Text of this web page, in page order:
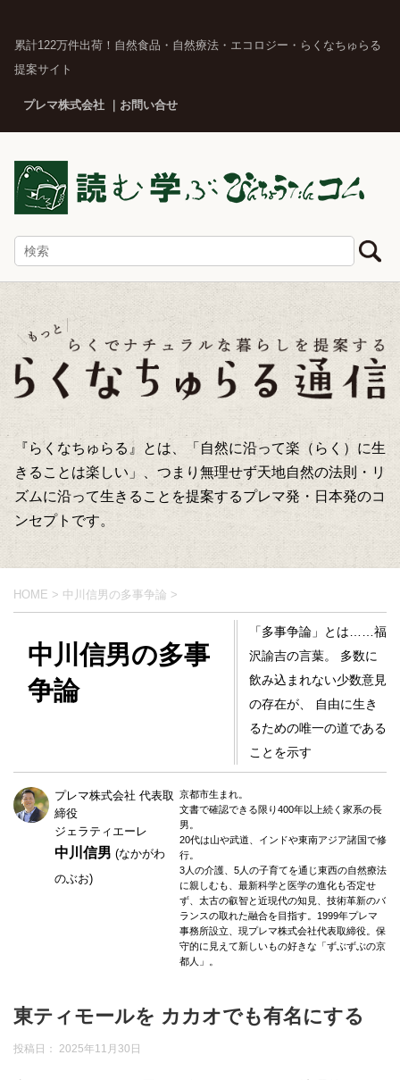
累計122万件出荷！自然食品・自然療法・エコロジー・らくなちゅらる
提案サイト
プレマ株式会社 お問い合せ
『らくなちゅらる』とは、「自然に沿って楽（らく）に生
きることは楽しい」、つまり無理せず天地自然の法則・リ
ズムに沿って生きることを提案するプレマ発・日本発のコ
ンセプトです。
HOME > 中川信男の多事争論 >
中川信男の多事
争論
「多事争論」とは……福
沢諭吉の言葉。 多数に
飲み込まれない少数意見
の存在が、 自由に生き
るための唯一の道である
ことを示す
プレマ株式会社 代表取
締役
ジェラティエーレ
中川信男(なかがわ
のぶお)
京都市生まれ。
文書で確認できる限り400年以上続く家系の長
男。
20代は山や武道、インドや東南アジア諸国で修
行。
3人の介護、5人の子育てを通じ東西の自然療法
に親しむも、最新科学と医学の進化も否定せ
ず、太古の叡智と近現代の知見、技術革新のバ
ランスの取れた融合を目指す。1999年プレマ
事務所設立、現プレマ株式会社代表取締役。保
守的に見えて新しいもの好きな「ずぶずぶの京
都人」。
東ティモールを カカオでも有名にする
投稿日： 2025年11月30日